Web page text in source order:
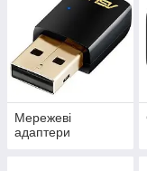
Мережеві
адаптери